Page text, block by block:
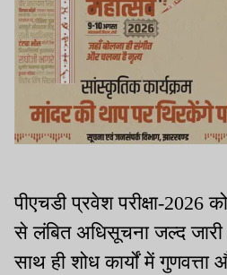
पीएचडी प्रवेश परीक्षा-2026
से लंबित अधिसूचना जल्द
साथ ही शोध कार्यों में गुणवत्ता